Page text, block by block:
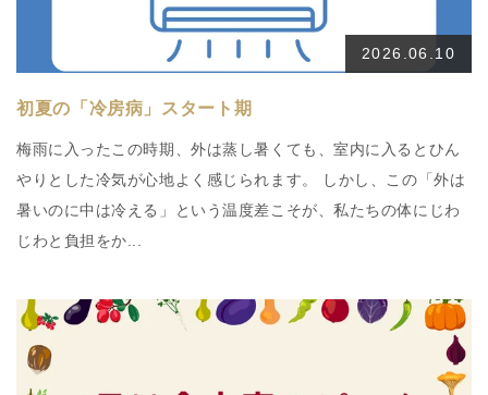
2026.06.10
初夏の「冷房病」スタート期
梅雨に入ったこの時期、外は蒸し暑くても、室内に入るとひん
やりとした冷気が心地よく感じられます。 しかし、この「外は
暑いのに中は冷える」という温度差こそが、私たちの体にじわ
じわと負担をか...